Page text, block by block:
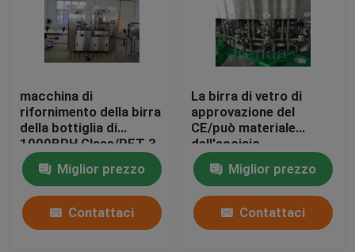
macchina di
rifornimento della birra
della bottiglia di
1000BPH Glass/PET 3
in 1 iso del CE
dell'acciaio
inossidabile del
riempitore 500ml della
birra
Miglior prezzo
Contattaci
La birra di vetro di
approvazione del
CE/può materiale
dell'acciaio
inossidabile del
riempitore della
bottiglia della
macchina di
rifornimento della birra
Miglior prezzo
Contattaci